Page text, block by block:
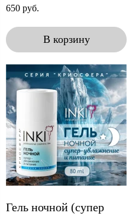
650 руб.
В корзину
Гель ночной (супер